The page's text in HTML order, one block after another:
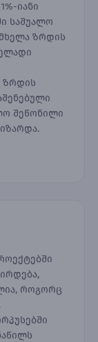
იანი
საშუალო
ზრდის
ზრდის
შეწონილი
როგორც